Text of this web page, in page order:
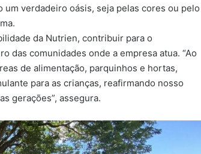
verdadeiro oásis, seja pelas cores ou pelo
da Nutrien, contribuir para o
das comunidades onde a empresa atua. “Ao
de alimentação, parquinhos e hortas,
para as crianças, reafirmando nosso
gerações”, assegura.